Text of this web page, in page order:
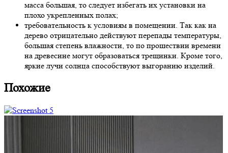
масса большая, то следует избегать их установки на
плохо укрепленных полах;
требовательность к условиям в помещении. Так как на
дерево отрицательно действуют перепады температуры,
большая степень влажности, то по прошествии времени
на древесине могут образоваться трещинки. Кроме того,
яркие лучи солнца способствуют выгоранию изделий.
Похожие